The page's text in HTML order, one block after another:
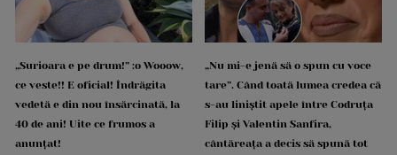
„Surioara e pe drum!” :o Wooow,
ce veste!! E oficial! Îndrăgita
vedetă e din nou însărcinată, la
40 de ani! Uite ce frumos a
anunțat!
„Nu mi-e jenă să o spun cu voce
tare”. Când toată lumea credea că
s-au liniștit apele între Codruța
Filip și Valentin Sanfira,
cântăreața a decis să spună tot